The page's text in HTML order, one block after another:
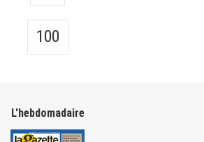
100
L'hebdomadaire